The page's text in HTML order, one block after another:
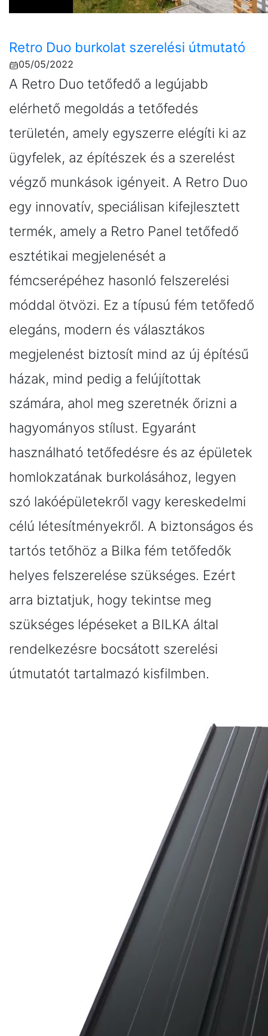
Retro Duo burkolat szerelési útmutató
05/05/2022
A Retro Duo tetőfedő a legújabb
elérhető megoldás a tetőfedés
területén, amely egyszerre elégíti ki az
ügyfelek, az építészek és a szerelést
végző munkások igényeit. A Retro Duo
egy innovatív, speciálisan kifejlesztett
termék, amely a Retro Panel tetőfedő
esztétikai megjelenését a
fémcserépéhez hasonló felszerelési
móddal ötvözi. Ez a típusú fém tetőfedő
elegáns, modern és választákos
megjelenést biztosít mind az új építésű
házak, mind pedig a felújítottak
számára, ahol meg szeretnék őrizni a
hagyományos stílust. Egyaránt
használható tetőfedésre és az épületek
homlokzatának burkolásához, legyen
szó lakóépületekről vagy kereskedelmi
célú létesítményekről. A biztonságos és
tartós tetőhöz a Bilka fém tetőfedők
helyes felszerelése szükséges. Ezért
arra biztatjuk, hogy tekintse meg
szükséges lépéseket a BILKA által
rendelkezésre bocsátott szerelési
útmutatót tartalmazó kisfilmben.